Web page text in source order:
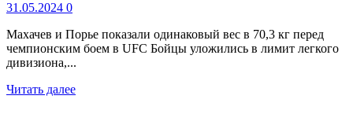
31.05.2024 0
Махачев и Порье показали одинаковый вес в 70,3 кг перед
чемпионским боем в UFC Бойцы уложились в лимит легкого
дивизиона,...
Читать далее